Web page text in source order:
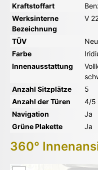
Kraftstoffart
Werksinterne
Bezeichnung
V
TÜV
Farbe
Innenausstattung
Anzahl Sitzplätze
5
Anzahl der Türen
4/5
Navigation
Ja
Grüne Plakette
Ja
360°